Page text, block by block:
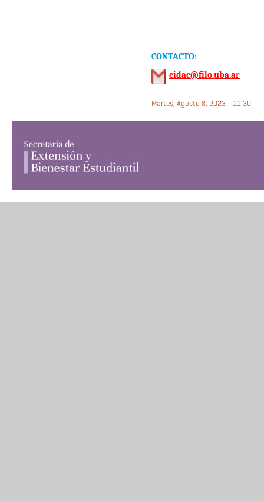
CONTACTO:
cidac@filo.uba.ar
Martes, Agosto 8, 2023 - 11:30